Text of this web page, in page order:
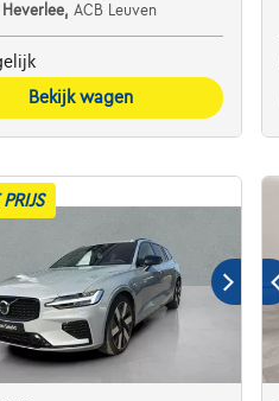
ACB Leuven
Bekijk wagen